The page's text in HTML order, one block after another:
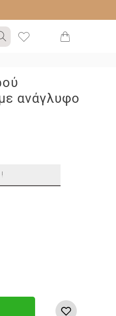
ανάγλυφο
!